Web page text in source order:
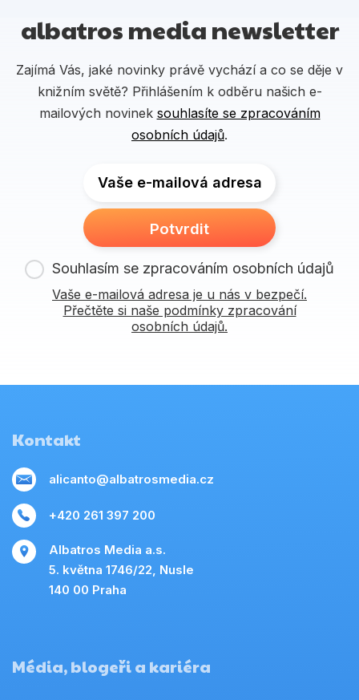
albatros media newsletter
Zajímá Vás, jaké novinky právě vychází a co se děje v
knižním světě? Přihlášením k odběru našich e-
mailových novinek souhlasíte se zpracováním
osobních údajů.
Vaše e-mailová adresa
Potvrdit
Souhlasím se zpracováním osobních údajů
Vaše e-mailová adresa je u nás v bezpečí.
Přečtěte si naše podmínky zpracování
osobních údajů.
Kontakt
alicanto@albatrosmedia.cz
+420 261 397 200
Albatros Media a.s.
5. května 1746/22, Nusle
140 00 Praha
Média, blogeři a kariéra